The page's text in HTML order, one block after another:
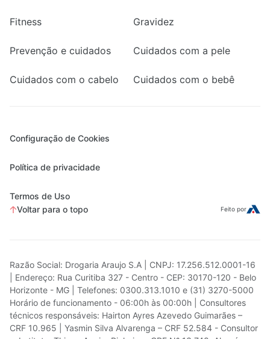
Fitness Gravidez
Prevenção e cuidados Cuidados com a pele
Cuidados com o cabelo Cuidados com o bebê
Configuração de Cookies
Política de privacidade
Termos de Uso
Voltar para o topo
Feito por
Razão Social: Drogaria Araujo S.A | CNPJ: 17.256.512.0001-16
| Endereço: Rua Curitiba 327 - Centro - CEP: 30170-120 - Belo
Horizonte - MG | Telefones: 0300.313.1010 e (31) 3270-5000
Horário de funcionamento - 06:00h às 00:00h | Consultores
técnicos responsáveis: Hairton Ayres Azevedo Guimarães –
CRF 10.965 | Yasmin Silva Alvarenga – CRF 52.584 - Consultor